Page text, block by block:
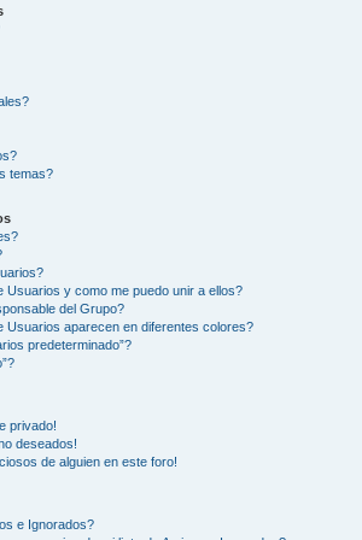
temas?
Usuarios y como me puedo unir a ellos?
del Grupo?
Usuarios aparecen en diferentes colores?
predeterminado”?
privado!
deseados!
de alguien en este foro!
e Ignorados?